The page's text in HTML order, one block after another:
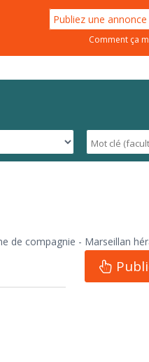
Publiez une
Comment ça
de compagnie - Marseillan